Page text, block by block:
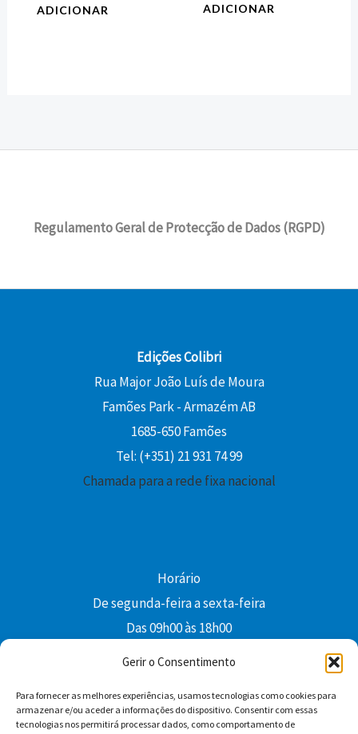
Gerir o Consentimento
Para fornecer as melhores experiências, usamos tecnologias como cookies para
armazenar e/ou aceder a informações do dispositivo. Consentir com essas
tecnologias nos permitirá processar dados, como comportamento de
ADICIONAR ADICIONAR
Regulamento Geral de Protecção de Dados (RGPD)
Edições Colibri
Rua Major João Luís de Moura
Famões Park - Armazém AB
1685-650 Famões
Tel: (+351) 21 931 74 99
Chamada para a rede fixa nacional
Horário
De segunda-feira a sexta-feira
Das 09h00 às 18h00
Facebook YouTube Instagram
Whatsapp